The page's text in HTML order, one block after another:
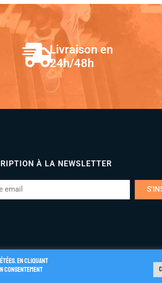
Livraison en
24h/48h
À LA NEWSLETTER
En cliquant
consentement